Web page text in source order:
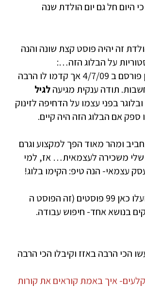
היום חל גם יום הולדת שנה
זה יהיה פוסט קצת שונה והנה
על הבלוג הזה…:
– הפוסט הראשון פורסם ב 4/7/09 אך קדמו לו הרבה
תודה ענקית מגיעהלגיל
בפני עצמו על הדחיפה לזינוק
ספק אם הבלוג הזה היה קיים.
ומהר מאוד הפך למקצוע וגרם
שלי משכירה לעצמאית… אז, למי
עצמאי- הנה טיפ: הקימו בלוג!
– מאז הקמתו הועלו כאן 99 פוסטים (זה הפוסט ה
הכי הרבה באזז וקיבלו הכי הרבה
איך באמת קוראים את קורות